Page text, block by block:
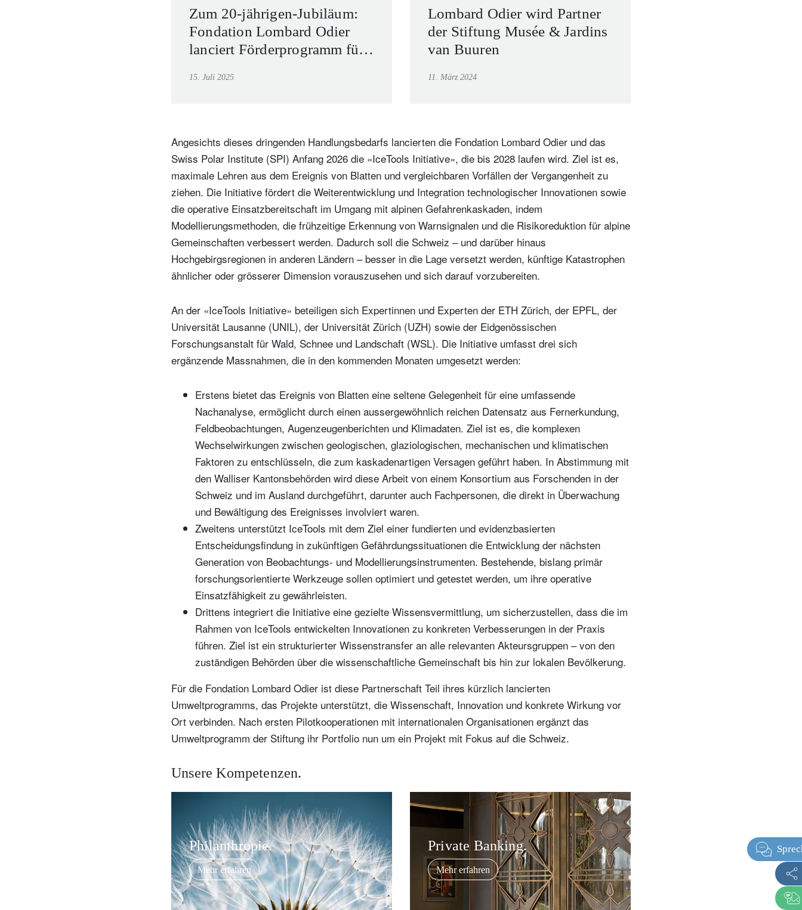
Zum 20-jährigen-Jubiläum:
Fondation Lombard Odier
lanciert Förderprogramm für
Umweltprojekte
15. Juli 2025
Lombard Odier wird Partner
der Stiftung Musée & Jardins
van Buuren
11. März 2024
Angesichts dieses dringenden Handlungsbedarfs lancierten die Fondation Lombard Odier und das
Swiss Polar Institute (SPI) Anfang 2026 die «IceTools Initiative», die bis 2028 laufen wird. Ziel ist es,
maximale Lehren aus dem Ereignis von Blatten und vergleichbaren Vorfällen der Vergangenheit zu
ziehen. Die Initiative fördert die Weiterentwicklung und Integration technologischer Innovationen sowie
die operative Einsatzbereitschaft im Umgang mit alpinen Gefahrenkaskaden, indem
Modellierungsmethoden, die frühzeitige Erkennung von Warnsignalen und die Risikoreduktion für alpine
Gemeinschaften verbessert werden. Dadurch soll die Schweiz – und darüber hinaus
Hochgebirgsregionen in anderen Ländern – besser in die Lage versetzt werden, künftige Katastrophen
ähnlicher oder grösserer Dimension vorauszusehen und sich darauf vorzubereiten.
An der «IceTools Initiative» beteiligen sich Expertinnen und Experten der ETH Zürich, der EPFL, der
Universität Lausanne (UNIL), der Universität Zürich (UZH) sowie der Eidgenössischen
Forschungsanstalt für Wald, Schnee und Landschaft (WSL). Die Initiative umfasst drei sich
ergänzende Massnahmen, die in den kommenden Monaten umgesetzt werden:
Erstens bietet das Ereignis von Blatten eine seltene Gelegenheit für eine umfassende
Nachanalyse, ermöglicht durch einen aussergewöhnlich reichen Datensatz aus Fernerkundung,
Feldbeobachtungen, Augenzeugenberichten und Klimadaten. Ziel ist es, die komplexen
Wechselwirkungen zwischen geologischen, glaziologischen, mechanischen und klimatischen
Faktoren zu entschlüsseln, die zum kaskadenartigen Versagen geführt haben. In Abstimmung mit
den Walliser Kantonsbehörden wird diese Arbeit von einem Konsortium aus Forschenden in der
Schweiz und im Ausland durchgeführt, darunter auch Fachpersonen, die direkt in Überwachung
und Bewältigung des Ereignisses involviert waren.
Zweitens unterstützt IceTools mit dem Ziel einer fundierten und evidenzbasierten
Entscheidungsfindung in zukünftigen Gefährdungssituationen die Entwicklung der nächsten
Generation von Beobachtungs- und Modellierungsinstrumenten. Bestehende, bislang primär
forschungsorientierte Werkzeuge sollen optimiert und getestet werden, um ihre operative
Einsatzfähigkeit zu gewährleisten.
Drittens integriert die Initiative eine gezielte Wissensvermittlung, um sicherzustellen, dass die im
Rahmen von IceTools entwickelten Innovationen zu konkreten Verbesserungen in der Praxis
führen. Ziel ist ein strukturierter Wissenstransfer an alle relevanten Akteursgruppen – von den
zuständigen Behörden über die wissenschaftliche Gemeinschaft bis hin zur lokalen Bevölkerung.
Für die Fondation Lombard Odier ist diese Partnerschaft Teil ihres kürzlich lancierten
Umweltprogramms, das Projekte unterstützt, die Wissenschaft, Innovation und konkrete Wirkung vor
Ort verbinden. Nach ersten Pilotkooperationen mit internationalen Organisationen ergänzt das
Umweltprogramm der Stiftung ihr Portfolio nun um ein Projekt mit Fokus auf die Schweiz.
Unsere Kompetenzen.
Philanthropie.
Mehr erfahren
Private Banking.
Mehr erfahren
Newsletter abonnieren
Email
Name
Ihre Informationen werden in Übereinstimmung mit unserer
Datenschutzerklärung verwendet.
registrieren